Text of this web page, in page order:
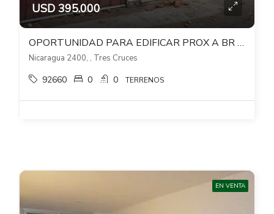
USD 395.000
OPORTUNIDAD PARA EDIFICAR PROX A BR ARTIGAS Y AL SHOPPING 3 CRUCES
Nicaragua 2400, , Tres Cruces
92660 0 0 TERRENOS
EN VENTA